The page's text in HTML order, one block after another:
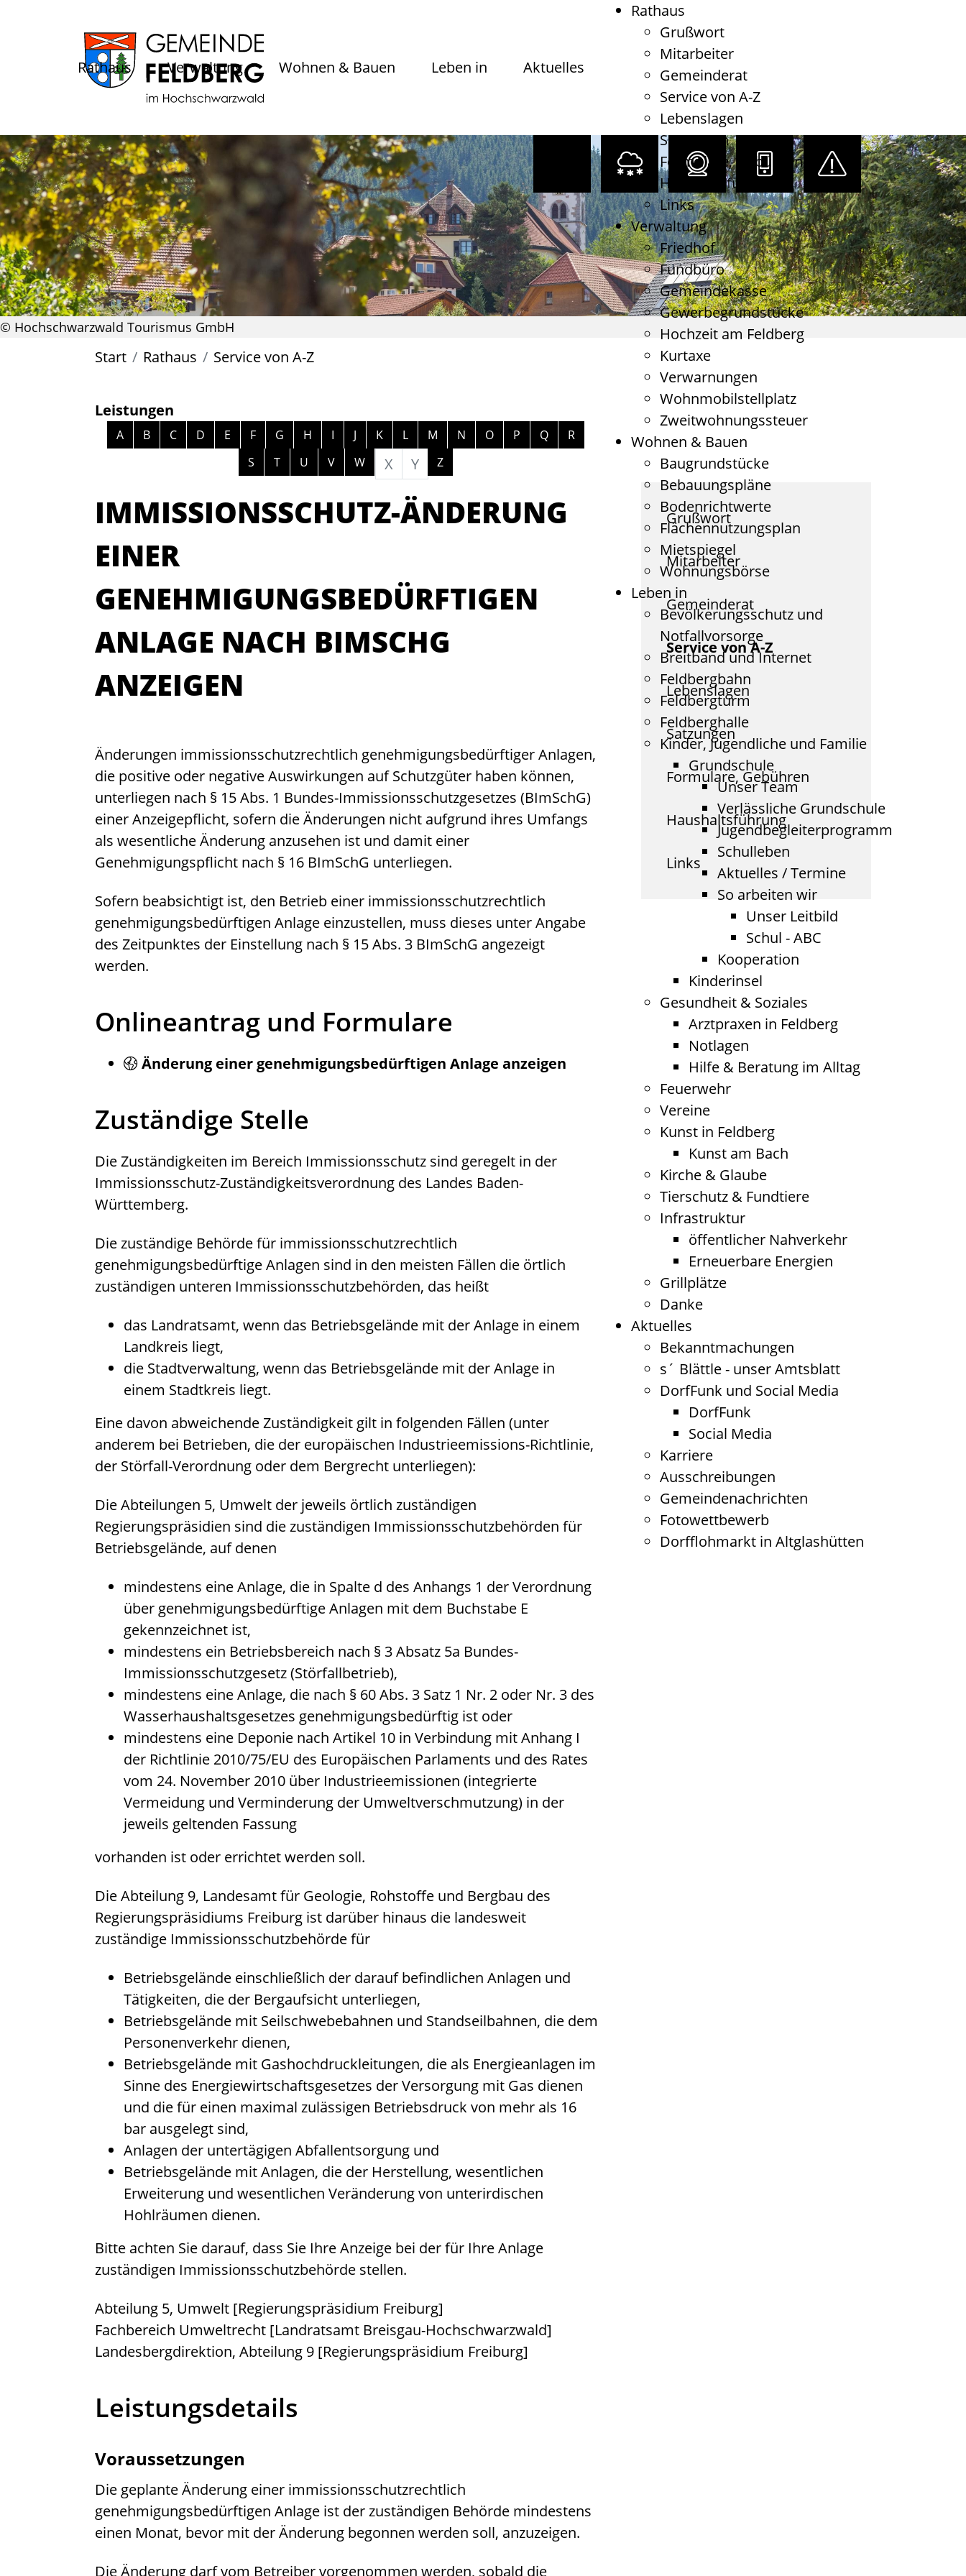
Rathaus Verwaltung Wohnen & Bauen Leben in Aktuelles
Rathaus
Grußwort
Mitarbeiter
Gemeinderat
Service von A-Z
Lebenslagen
Satzungen
Formulare, Gebühren
Haushaltsführung
Links
Verwaltung
Friedhof
Fundbüro
Gemeindekasse
Gewerbegrundstücke
Hochzeit am Feldberg
Kurtaxe
Verwarnungen
Wohnmobilstellplatz
Zweitwohnungssteuer
Wohnen & Bauen
Baugrundstücke
Bebauungspläne
Bodenrichtwerte
Flächennutzungsplan
Mietspiegel
Wohnungsbörse
Leben in
Bevölkerungsschutz und
Notfallvorsorge
Breitband und Internet
Feldbergbahn
Feldbergturm
Feldberghalle
Kinder, Jugendliche und Familie
Grundschule
Unser Team
Verlässliche Grundschule
Jugendbegleiterprogramm
Schulleben
Aktuelles / Termine
So arbeiten wir
Unser Leitbild
Schul - ABC
Kooperation
Kinderinsel
Gesundheit & Soziales
Arztpraxen in Feldberg
Notlagen
Hilfe & Beratung im Alltag
Feuerwehr
Vereine
Kunst in Feldberg
Kunst am Bach
Kirche & Glaube
Tierschutz & Fundtiere
Infrastruktur
öffentlicher Nahverkehr
Erneuerbare Energien
Grillplätze
Danke
Aktuelles
Bekanntmachungen
s´ Blättle - unser Amtsblatt
DorfFunk und Social Media
DorfFunk
Social Media
Karriere
Ausschreibungen
Gemeindenachrichten
Fotowettbewerb
Dorfflohmarkt in Altglashütten
© Hochschwarzwald Tourismus GmbH
Start Rathaus Service von A-Z
Leistungen
Alphabetisches Register überspringen
A B C D E F G H I J K L M N O P Q
R
S
T U V W X Y Z
IMMISSIONSSCHUTZ-ÄNDERUNG
EINER
GENEHMIGUNGSBEDÜRFTIGEN
ANLAGE NACH BIMSCHG
ANZEIGEN
Änderungen immissionsschutzrechtlich genehmigungsbedürftiger Anlagen,
die positive oder negative Auswirkungen auf Schutzgüter haben können,
unterliegen nach § 15 Abs. 1 Bundes-Immissionsschutzgesetzes (BImSchG)
einer Anzeigepflicht, sofern die Änderungen nicht aufgrund ihres Umfangs
als wesentliche Änderung anzusehen ist und damit einer
Genehmigungspflicht nach § 16 BImSchG unterliegen.
Sofern beabsichtigt ist, den Betrieb einer immissionsschutzrechtlich
genehmigungsbedürftigen Anlage einzustellen, muss dieses unter Angabe
des Zeitpunktes der Einstellung nach § 15 Abs. 3 BImSchG angezeigt
werden.
Onlineantrag und Formulare
Änderung einer genehmigungsbedürftigen Anlage anzeigen
Zuständige Stelle
Die Zuständigkeiten im Bereich Immissionsschutz sind geregelt in der
Immissionsschutz-Zuständigkeitsverordnung des Landes Baden-
Württemberg.
Die zuständige Behörde für immissionsschutzrechtlich
genehmigungsbedürftige Anlagen sind in den meisten Fällen die örtlich
zuständigen unteren Immissionsschutzbehörden, das heißt
das Landratsamt, wenn das Betriebsgelände mit der Anlage in einem
Landkreis liegt,
die Stadtverwaltung, wenn das Betriebsgelände mit der Anlage in
einem Stadtkreis liegt.
Eine davon abweichende Zuständigkeit gilt in folgenden Fällen (unter
anderem bei Betrieben, die der europäischen Industrieemissions-Richtlinie,
der Störfall-Verordnung oder dem Bergrecht unterliegen):
Die Abteilungen 5, Umwelt der jeweils örtlich zuständigen
Regierungspräsidien sind die zuständigen Immissionsschutzbehörden für
Betriebsgelände, auf denen
mindestens eine Anlage, die in Spalte d des Anhangs 1 der Verordnung
über genehmigungsbedürftige Anlagen mit dem Buchstabe E
gekennzeichnet ist,
mindestens ein Betriebsbereich nach § 3 Absatz 5a Bundes-
Immissionsschutzgesetz (Störfallbetrieb),
mindestens eine Anlage, die nach § 60 Abs. 3 Satz 1 Nr. 2 oder Nr. 3 des
Wasserhaushaltsgesetzes genehmigungsbedürftig ist oder
mindestens eine Deponie nach Artikel 10 in Verbindung mit Anhang I
der Richtlinie 2010/75/EU des Europäischen Parlaments und des Rates
vom 24. November 2010 über Industrieemissionen (integrierte
Vermeidung und Verminderung der Umweltverschmutzung) in der
jeweils geltenden Fassung
vorhanden ist oder errichtet werden soll.
Die Abteilung 9, Landesamt für Geologie, Rohstoffe und Bergbau des
Regierungspräsidiums Freiburg ist darüber hinaus die landesweit
zuständige Immissionsschutzbehörde für
Betriebsgelände einschließlich der darauf befindlichen Anlagen und
Tätigkeiten, die der Bergaufsicht unterliegen,
Betriebsgelände mit Seilschwebebahnen und Standseilbahnen, die dem
Personenverkehr dienen,
Betriebsgelände mit Gashochdruckleitungen, die als Energieanlagen im
Sinne des Energiewirtschaftsgesetzes der Versorgung mit Gas dienen
und die für einen maximal zulässigen Betriebsdruck von mehr als 16
bar ausgelegt sind,
Anlagen der untertägigen Abfallentsorgung und
Betriebsgelände mit Anlagen, die der Herstellung, wesentlichen
Erweiterung und wesentlichen Veränderung von unterirdischen
Hohlräumen dienen.
Bitte achten Sie darauf, dass Sie Ihre Anzeige bei der für Ihre Anlage
zuständigen Immissionsschutzbehörde stellen.
Abteilung 5, Umwelt [Regierungspräsidium Freiburg]
Fachbereich Umweltrecht [Landratsamt Breisgau-Hochschwarzwald]
Landesbergdirektion, Abteilung 9 [Regierungspräsidium Freiburg]
Leistungsdetails
Voraussetzungen
Die geplante Änderung einer immissionsschutzrechtlich
genehmigungsbedürftigen Anlage ist der zuständigen Behörde mindestens
einen Monat, bevor mit der Änderung begonnen werden soll, anzuzeigen.
Die Änderung darf vom Betreiber vorgenommen werden, sobald die
Grußwort
Mitarbeiter
Gemeinderat
Service von A-Z
Lebenslagen
Satzungen
Formulare, Gebühren
Haushaltsführung
Links